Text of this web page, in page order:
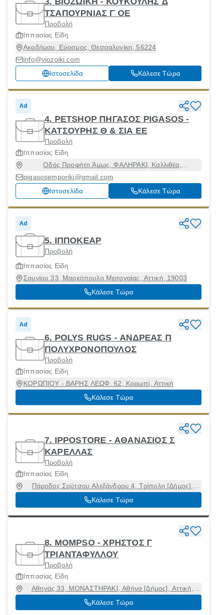
ΤΣΑΠΟΥΡΝΙΑΣ Γ ΟΕ
Προβολή
Ιππασίας Είδη
Ακαδήμου, Εύοσμος, Θεσσαλονίκη, 56224
info@viozoiki.com
Ιστοσελίδα
Κάλεσε Τώρα
Ad
4. PETSHOP ΠΗΓΑΣΟΣ PIGASOS -
ΚΑΤΣΟΥΡΗΣ Θ & ΣΙΑ ΕΕ
Προβολή
Ιππασίας Είδη
Οδός Προφήτη Άμως, ΦΑΛΗΡΑΚΙ, Καλλιθέα,
Δωδεκάνησα, 85100
pigasosemporiki@gmail.com
Ιστοσελίδα
Κάλεσε Τώρα
Ad
5. ΙΠΠΟΚΕΑΡ
Προβολή
Ιππασίας Είδη
Σουνίου 33, Μαρκόπουλο Μεσογαίας, Αττική, 19003
Κάλεσε Τώρα
Ad
6. POLYS RUGS - ΑΝΔΡΕΑΣ Π
ΠΟΛΥΧΡΟΝΟΠΟΥΛΟΣ
Προβολή
Ιππασίας Είδη
ΚΟΡΩΠΙΟΥ - ΒΑΡΗΣ ΛΕΩΦ. 62, Κορωπί, Αττική
Κάλεσε Τώρα
7. IPPΟSTORE - ΑΘΑΝΑΣΙΟΣ Σ
ΚΑΡΕΛΛΑΣ
Προβολή
Ιππασίας Είδη
Πάροδος Σούτσου Αλεξάνδρου 4, Τρίπολη [Δήμος],
Αρκαδία, 22100
Κάλεσε Τώρα
8. MOMPSO - ΧΡΗΣΤΟΣ Γ
ΤΡΙΑΝΤΑΦΥΛΛΟΥ
Προβολή
Ιππασίας Είδη
Αθηνάς 33, ΜΟΝΑΣΤΗΡΑΚΙ, Αθήνα [Δήμος], Αττική,
10551
Κάλεσε Τώρα